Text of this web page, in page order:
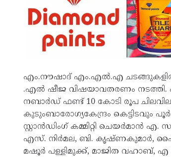
എം.നൗഷാദ് എം.എൽ.എ
.എൽ ഷീജ വിഷയാവതരണം നടത്തി.
നബാർഡ് ഫണ്ട് 10 കോടി രൂപ
കുടുംബാരോഗ്യകേന്ദ്രം
സ്റ്റാൻഡിംഗ് കമ്മിറ്റി ചെയർമാൻ
എസ്. നിർമല, ബി. കൃഷ്ണകുമാർ, ഷൈമ
മഷൂർ പള്ളിമുക്ക്, മാജിത വഹാബ്,